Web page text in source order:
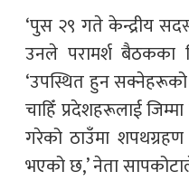
‘पुस २९ गते केन्द्रीय
उनले परामर्श बैठकका
‘उपस्थित हुन सक्नेहरूको
चाहिँ प्रदेशहरूलाई
गरेको ठाउँमा शपथग्रहण
भएको छ,’ नेता